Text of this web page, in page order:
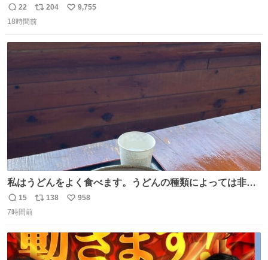
ｗ
返
信
22
リ
ポ
204
い
9,755
18時間前
私はうどんをよく食べます。うどんの種類によっては非常
食にもなります。生うどんは消費期限が短く、冷凍うどん
は長持ちする代わりに停電に弱いので、乾麺タイプのうど
ファ化米や缶詰など、色々な非常食がありますが、うどん
もいかがでしょうか？
返
信
15
リ
ト
数
138
い
数
958
7時間前